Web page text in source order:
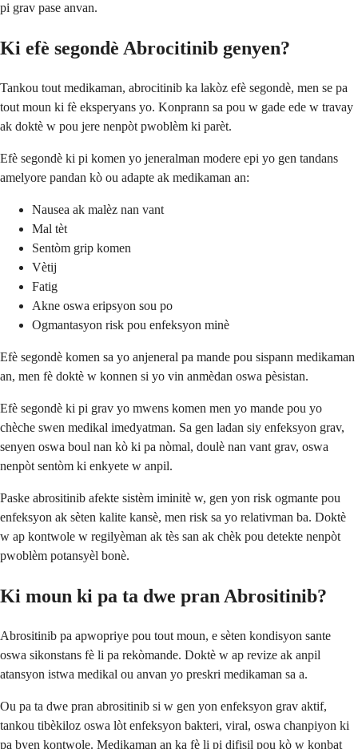
pi grav pase anvan.
Ki efè segondè Abrocitinib genyen?
Tankou tout medikaman, abrocitinib ka lakòz efè segondè, men se pa
tout moun ki fè eksperyans yo. Konprann sa pou w gade ede w travay
ak doktè w pou jere nenpòt pwoblèm ki parèt.
Efè segondè ki pi komen yo jeneralman modere epi yo gen tandans
amelyore pandan kò ou adapte ak medikaman an:
Nausea ak malèz nan vant
Mal tèt
Sentòm grip komen
Vètij
Fatig
Akne oswa eripsyon sou po
Ogmantasyon risk pou enfeksyon minè
Efè segondè komen sa yo anjeneral pa mande pou sispann medikaman
an, men fè doktè w konnen si yo vin anmèdan oswa pèsistan.
Efè segondè ki pi grav yo mwens komen men yo mande pou yo
chèche swen medikal imedyatman. Sa gen ladan siy enfeksyon grav,
senyen oswa boul nan kò ki pa nòmal, doulè nan vant grav, oswa
nenpòt sentòm ki enkyete w anpil.
Paske abrositinib afekte sistèm iminitè w, gen yon risk ogmante pou
enfeksyon ak sèten kalite kansè, men risk sa yo relativman ba. Doktè
w ap kontwole w regilyèman ak tès san ak chèk pou detekte nenpòt
pwoblèm potansyèl bonè.
Ki moun ki pa ta dwe pran Abrositinib?
Abrositinib pa apwopriye pou tout moun, e sèten kondisyon sante
oswa sikonstans fè li pa rekòmande. Doktè w ap revize ak anpil
atansyon istwa medikal ou anvan yo preskri medikaman sa a.
Ou pa ta dwe pran abrositinib si w gen yon enfeksyon grav aktif,
tankou tibèkiloz oswa lòt enfeksyon bakteri, viral, oswa chanpiyon ki
pa byen kontwole. Medikaman an ka fè li pi difisil pou kò w konbat